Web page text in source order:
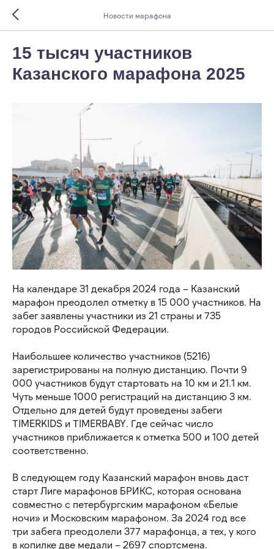
Новости марафона
15 тысяч участников
Казанского марафона 2025
На календаре 31 декабря 2024 года – Казанский
марафон преодолел отметку в 15 000 участников. На
забег заявлены участники из 21 страны и 735
городов Российской Федерации.
Наибольшее количество участников (5216)
зарегистрированы на полную дистанцию. Почти 9
000 участников будут стартовать на 10 км и 21.1 км.
Чуть меньше 1000 регистраций на дистанцию 3 км.
Отдельно для детей будут проведены забеги
TIMERKIDS и TIMERBABY. Где сейчас число
участников приближается к отметка 500 и 100 детей
соответственно.
В следующем году Казанский марафон вновь даст
старт Лиге марафонов БРИКС, которая основана
совместно с петербургским марафоном «Белые
ночи» и Московским марафоном. За 2024 год все
три забега преодолели 377 марафонца, а тех, у кого
в копилке две медали – 2697 спортсмена.